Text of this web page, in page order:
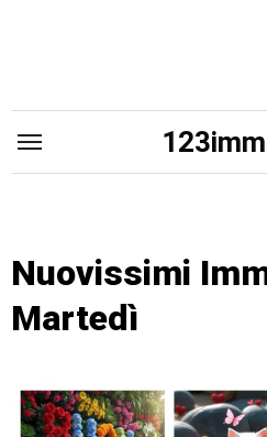
Nuovissimi
Martedì